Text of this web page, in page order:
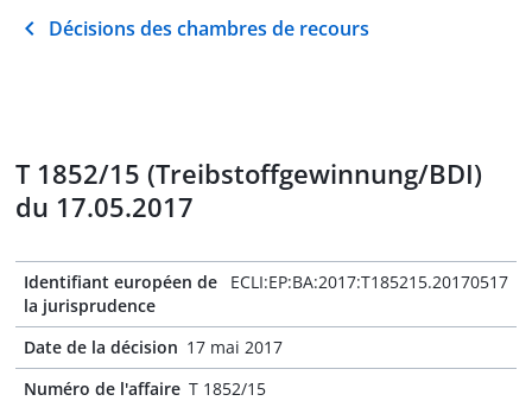
Décisions des chambres de recours
T 1852/15 (Treibstoffgewinnung/BDI)
du 17.05.2017
Identifiant européen de
la jurisprudence
ECLI:EP:BA:2017:T185215.20170517
Date de la décision 17 mai 2017
Numéro de l'affaire T 1852/15